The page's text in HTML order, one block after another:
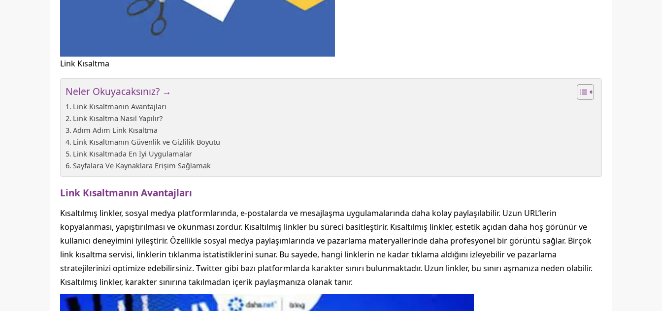
Link Kısaltma
Neler Okuyacaksınız? →
Link Kısaltmanın Avantajları
Link Kısaltma Nasıl Yapılır?
Adım Adım Link Kısaltma
Link Kısaltmanın Güvenlik ve Gizlilik Boyutu
Link Kısaltmada En İyi Uygulamalar
Sayfalara Ve Kaynaklara Erişim Sağlamak
Link Kısaltmanın Avantajları
Kısaltılmış linkler, sosyal medya platformlarında, e-postalarda ve mesajlaşma uygulamalarında daha kolay paylaşılabilir. Uzun URL’lerin
kopyalanması, yapıştırılması ve okunması zordur. Kısaltılmış linkler bu süreci basitleştirir. Kısaltılmış linkler, estetik açıdan daha hoş görünür ve
kullanıcı deneyimini iyileştirir. Özellikle sosyal medya paylaşımlarında ve pazarlama materyallerinde daha profesyonel bir görüntü sağlar. Birçok
link kısaltma servisi, linklerin tıklanma istatistiklerini sunar. Bu sayede, hangi linklerin ne kadar tıklama aldığını izleyebilir ve pazarlama
stratejilerinizi optimize edebilirsiniz. Twitter gibi bazı platformlarda karakter sınırı bulunmaktadır. Uzun linkler, bu sınırı aşmanıza neden olabilir.
Kısaltılmış linkler, karakter sınırına takılmadan içerik paylaşmanıza olanak tanır.